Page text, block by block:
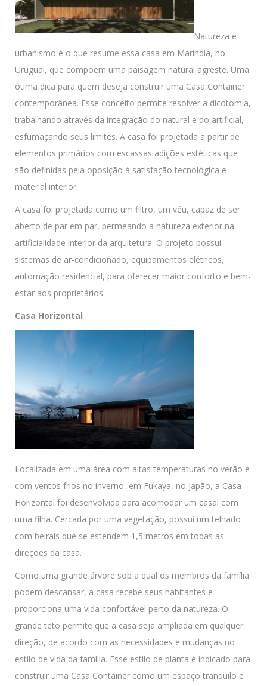
Natureza e
urbanismo é o que resume essa casa em Marindia, no
Uruguai, que compõem uma paisagem natural agreste. Uma
ótima dica para quem deseja construir uma Casa Container
contemporânea. Esse conceito permite resolver a dicotomia,
trabalhando através da integração do natural e do artificial,
esfumaçando seus limites. A casa foi projetada a partir de
elementos primários com escassas adições estéticas que
são definidas pela oposição à satisfação tecnológica e
material interior.
A casa foi projetada como um filtro, um véu, capaz de ser
aberto de par em par, permeando a natureza exterior na
artificialidade interior da arquitetura. O projeto possui
sistemas de ar-condicionado, equipamentos elétricos,
automação residencial, para oferecer maior conforto e bem-
estar aos proprietários.
Casa Horizontal
Localizada em uma área com altas temperaturas no verão e
com ventos frios no inverno, em Fukaya, no Japão, a Casa
Horizontal foi desenvolvida para acomodar um casal com
uma filha. Cercada por uma vegetação, possui um telhado
com beirais que se estendem 1,5 metros em todas as
direções da casa.
Como uma grande árvore sob a qual os membros da família
podem descansar, a casa recebe seus habitantes e
proporciona uma vida confortável perto da natureza. O
grande teto permite que a casa seja ampliada em qualquer
direção, de acordo com as necessidades e mudanças no
estilo de vida da família. Esse estilo de planta é indicado para
construir uma Casa Container como um espaço tranquilo e